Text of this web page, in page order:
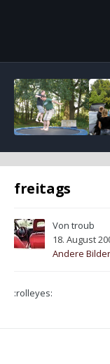
freitags
Von troub
18. August
Andere
:rolleyes: